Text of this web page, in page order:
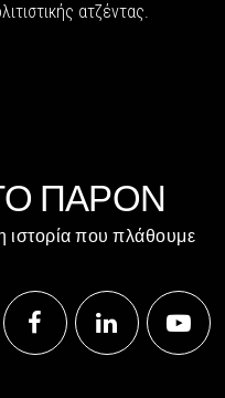
ατζέντας.
ΠΑΡΟΝ
η ιστορία που πλάθουμε